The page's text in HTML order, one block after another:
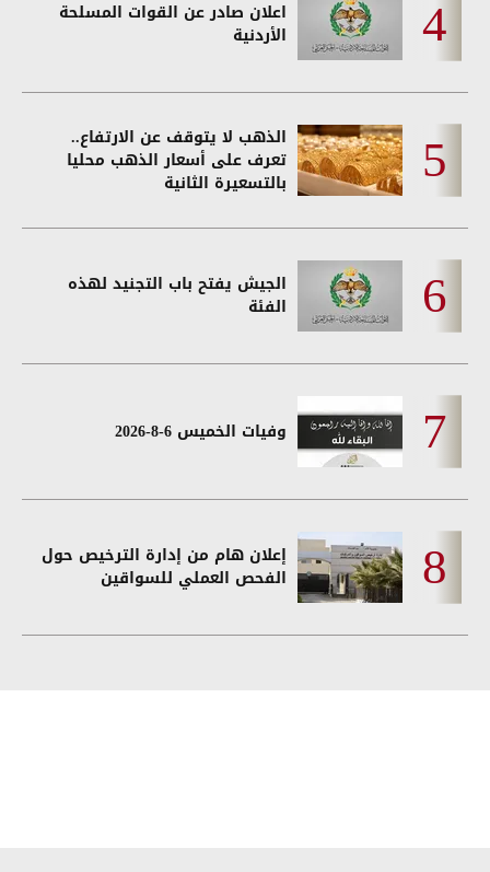
اعلان صادر عن القوات المسلحة
الأردنية
الذهب لا يتوقف عن الارتفاع..
تعرف على أسعار الذهب محليا
بالتسعيرة الثانية
الجيش يفتح باب التجنيد لهذه
الفئة
وفيات الخميس 6-8-2026
إعلان هام من إدارة الترخيص حول
الفحص العملي للسواقين